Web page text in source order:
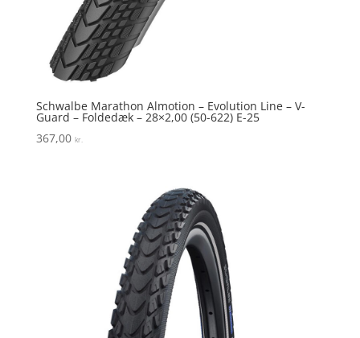
Schwalbe Marathon Almotion – Evolution Line – V-
Guard – Foldedæk – 28×2,00 (50-622) E-25
367,00 kr.